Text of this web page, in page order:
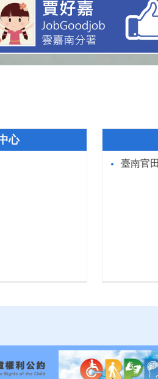
心
臺南官